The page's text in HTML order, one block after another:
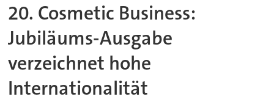
20. Cosmetic Business:
Jubiläums-Ausgabe
verzeichnet hohe
Internationalität